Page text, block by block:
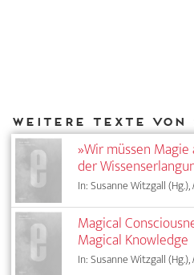
»Wir müssen
der
In: Susanne Witzgall (Hg.),
Magical
Magical Knowledge
In: Susanne Witzgall (Hg.),